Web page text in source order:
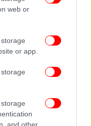
web or
or app.